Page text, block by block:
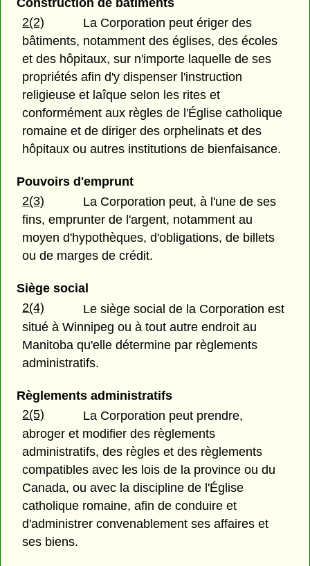
2(2)
La Corporation peut ériger des
bâtiments, notamment des églises, des écoles
et des hôpitaux, sur n'importe laquelle de ses
propriétés afin d'y dispenser l'instruction
religieuse et laîque selon les rites et
conformément aux règles de l'Église catholique
romaine et de diriger des orphelinats et des
hôpitaux ou autres institutions de bienfaisance.
Pouvoirs d'emprunt
2(3)
La Corporation peut, à l'une de ses
fins, emprunter de l'argent, notamment au
moyen d'hypothèques, d'obligations, de billets
ou de marges de crédit.
Siège social
2(4)
Le siège social de la Corporation est
situé à Winnipeg ou à tout autre endroit au
Manitoba qu'elle détermine par règlements
administratifs.
Règlements administratifs
2(5)
La Corporation peut prendre,
abroger et modifier des règlements
administratifs, des règles et des règlements
compatibles avec les lois de la province ou du
Canada, ou avec la discipline de l'Église
catholique romaine, afin de conduire et
d'administrer convenablement ses affaires et
ses biens.